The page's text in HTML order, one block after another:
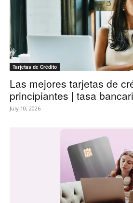
Tarjetas de Crédito
Las mejores tarjetas de
principiantes | tasa
July 10, 2026